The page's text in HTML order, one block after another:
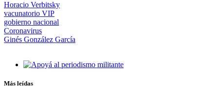
Horacio Verbitsky
vacunatorio VIP
gobierno nacional
Coronavirus
Ginés González García
Imagen
Más leídas